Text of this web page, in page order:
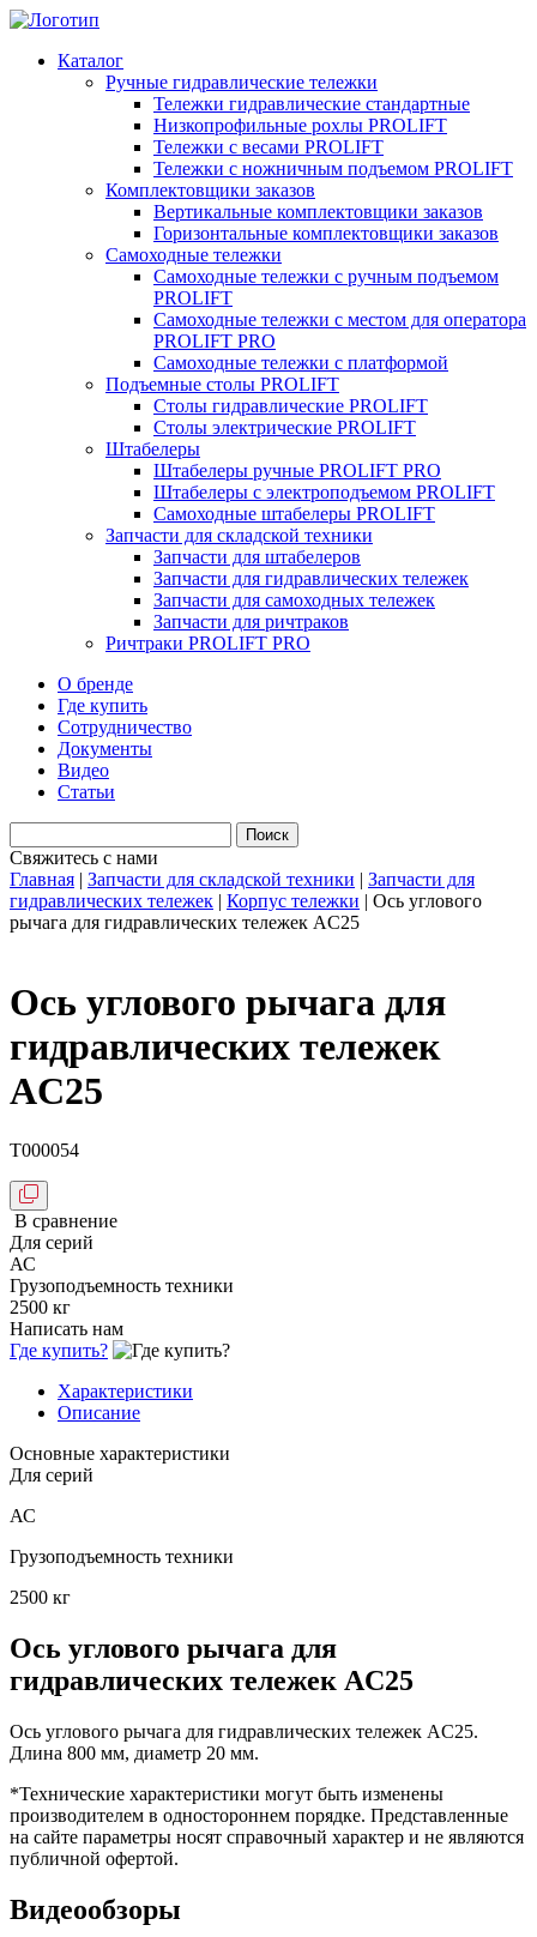
Каталог
Ручные гидравлические тележки
Тележки гидравлические стандартные
Низкопрофильные рохлы PROLIFT
Тележки с весами PROLIFT
Тележки с ножничным подъемом PROLIFT
Комплектовщики заказов
Вертикальные комплектовщики заказов
Горизонтальные комплектовщики заказов
Самоходные тележки
Самоходные тележки с ручным подъемом
PROLIFT
Самоходные тележки с местом для оператора
PROLIFT PRO
Самоходные тележки с платформой
Подъемные столы PROLIFT
Столы гидравлические PROLIFT
Столы электрические PROLIFT
Штабелеры
Штабелеры ручные PROLIFT PRO
Штабелеры с электроподъемом PROLIFT
Самоходные штабелеры PROLIFT
Запчасти для складской техники
Запчасти для штабелеров
Запчасти для гидравлических тележек
Запчасти для самоходных тележек
Запчасти для ричтраков
Ричтраки PROLIFT PRO
О бренде
Где купить
Сотрудничество
Документы
Видео
Статьи
Свяжитесь с нами
Главная | Запчасти для складской техники | Запчасти для
гидравлических тележек | Корпус тележки | Ось углового
рычага для гидравлических тележек AC25
Ось углового рычага для
гидравлических тележек
AC25
T000054
В сравнение
Для серий
АС
Грузоподъемность техники
2500 кг
Написать нам
Где купить?
Характеристики
Описание
Основные характеристики
Для серий
АС
Грузоподъемность техники
2500 кг
Ось углового рычага для
гидравлических тележек AC25
Ось углового рычага для гидравлических тележек AC25.
Длина 800 мм, диаметр 20 мм.
*Технические характеристики могут быть изменены
производителем в одностороннем порядке. Представленные
на сайте параметры носят справочный характер и не являются
публичной офертой.
Видеообзоры